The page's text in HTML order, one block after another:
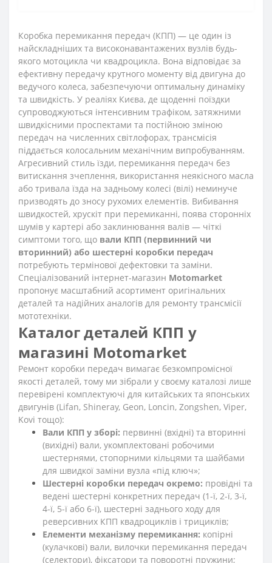
Коробка перемикання передач (КПП) — це один із
найскладніших та високонавантажених вузлів будь-
якого мотоцикла чи квадроцикла. Вона відповідає за
ефективну передачу крутного моменту від двигуна до
ведучого колеса, забезпечуючи оптимальну динаміку
та швидкість. У реаліях Києва, де щоденні поїздки
супроводжуються інтенсивним трафіком, затяжними
швидкісними проспектами та постійною зміною
передач на численних світлофорах, трансмісія
піддається колосальним механічним випробуванням.
Агресивний стиль їзди, перемикання передач без
витискання зчеплення, використання неякісного масла
або тривала їзда на задньому колесі (вілі) неминуче
призводять до зносу рухомих елементів. Вибивання
швидкостей, хрускіт при перемиканні, поява сторонніх
шумів у картері або заклинювання валів — чіткі
симптоми того, що вали КПП (первинний чи
вторинний) або шестерні коробки передач
потребують термінової дефектовки та заміни.
Спеціалізований інтернет-магазин Motomarket
пропонує масштабний асортимент оригінальних
деталей та надійних аналогів для ремонту трансмісії
мототехніки.
Каталог деталей КПП у
магазині Motomarket
Ремонт коробки передач вимагає безкомпромісної
якості деталей, тому ми зібрали у своєму каталозі лише
перевірені комплектуючі для китайських та японських
двигунів (Lifan, Shineray, Geon, Loncin, Zongshen, Viper,
Kovi тощо):
Вали КПП у зборі: первинні (вхідні) та вторинні
(вихідні) вали, укомплектовані робочими
шестернями, стопорними кільцями та шайбами
для швидкої заміни вузла «під ключ»;
Шестерні коробки передач окремо: провідні та
ведені шестерні конкретних передач (1-ї, 2-ї, 3-ї,
4-ї, 5-ї або 6-ї), шестерні заднього ходу для
реверсивних КПП квадроциклів і трициклів;
Елементи механізму перемикання: копірні
(кулачкові) вали, вилочки перемикання передач
(селектори), фіксатори та поворотні пружини;